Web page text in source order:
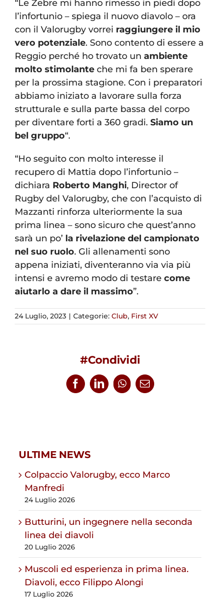
“Le Zebre mi hanno rimesso in piedi dopo
l’infortunio – spiega il nuovo diavolo – ora
con il Valorugby vorrei raggiungere il mio
vero potenziale. Sono contento di essere a
Reggio perché ho trovato un ambiente
molto stimolante che mi fa ben sperare
per la prossima stagione. Con i preparatori
abbiamo iniziato a lavorare sulla forza
strutturale e sulla parte bassa del corpo
per diventare forti a 360 gradi. Siamo un
bel gruppo“.
“Ho seguito con molto interesse il
recupero di Mattia dopo l’infortunio –
dichiara Roberto Manghi, Director of
Rugby del Valorugby, che con l’acquisto di
Mazzanti rinforza ulteriormente la sua
prima linea – sono sicuro che quest’anno
sarà un po’ la rivelazione del campionato
nel suo ruolo. Gli allenamenti sono
appena iniziati, diventeranno via via più
intensi e avremo modo di testare come
aiutarlo a dare il massimo”.
24 Luglio, 2023 | Categorie: Club, First XV
#Condividi
FacebookLinkedInWhatsApp
Email
ULTIME NEWS
Colpaccio Valorugby, ecco Marco
Manfredi
24 Luglio 2026
Butturini, un ingegnere nella seconda
linea dei diavoli
20 Luglio 2026
Muscoli ed esperienza in prima linea.
Diavoli, ecco Filippo Alongi
17 Luglio 2026